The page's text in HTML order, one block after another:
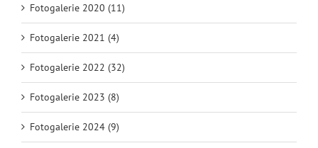
Fotogalerie 2020 (11)
Fotogalerie 2021 (4)
Fotogalerie 2022 (32)
Fotogalerie 2023 (8)
Fotogalerie 2024 (9)